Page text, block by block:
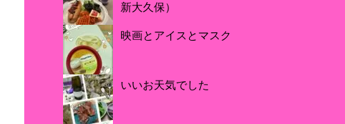
新大久保）
映画とアイスとマスク
いいお天気でした